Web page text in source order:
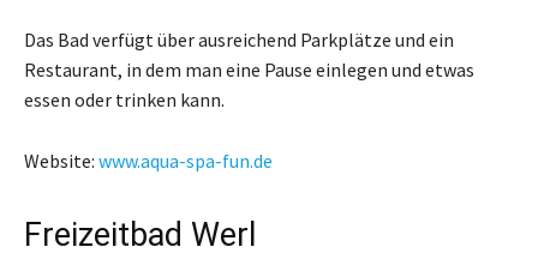
Das Bad verfügt über ausreichend Parkplätze und ein
Restaurant, in dem man eine Pause einlegen und etwas
essen oder trinken kann.
Website: www.aqua-spa-fun.de
Freizeitbad Werl